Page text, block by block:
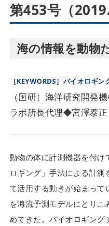
第453号（
海の情報を動物
［KEYWORDS］バイオロギ
（国研）海洋研究開発
ラボ所長代理◆宮澤泰正
動物の体に計測機器を付け
ロギング」手法による計
て活用する動きが始まって
を海流予測モデルにとり
めてきた。バイオロギング